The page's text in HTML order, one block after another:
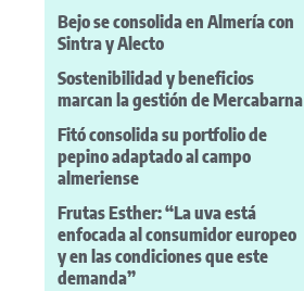
Bejo se consolida en Almería con
Sintra y Alecto
Sostenibilidad y beneficios
marcan la gestión de Mercabarna
Fitó consolida su portfolio de
pepino adaptado al campo
almeriense
Frutas Esther: “La uva está
enfocada al consumidor europeo
y en las condiciones que este
demanda”